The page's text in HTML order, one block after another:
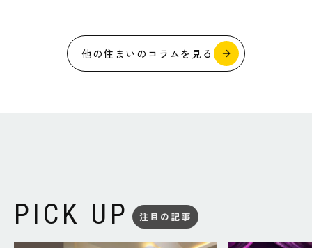
他の住まいのコラムを見る
PICK UP 注目の記事